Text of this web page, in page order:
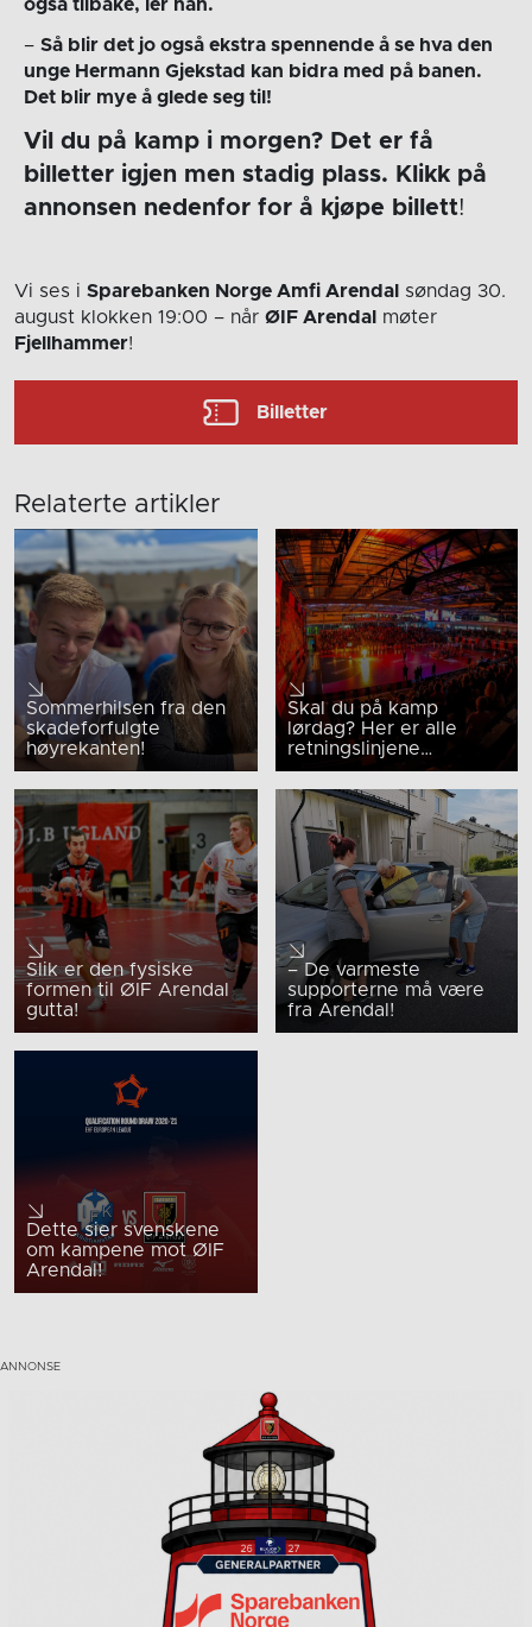
også tilbake, ler han.
– Så blir det jo også ekstra spennende å se hva den
unge Hermann Gjekstad kan bidra med på banen.
Det blir mye å glede seg til!
Vil du på kamp i morgen? Det er få
billetter igjen men stadig plass. Klikk på
annonsen nedenfor for å kjøpe billett!
Vi ses i Sparebanken Norge Amfi Arendal
søndag 30.
august klokken 19:00 – når ØIF Arendal
møter
Fjellhammer!
Billetter
Relaterte artikler
Sommerhilsen fra den
skadeforfulgte
høyrekanten!
Skal du på kamp
lørdag? Her er alle
retningslinjene…
Slik er den fysiske
formen til ØIF Arendal
gutta!
– De varmeste
supporterne må være
fra Arendal!
Dette sier svenskene
om kampene mot ØIF
Arendal!